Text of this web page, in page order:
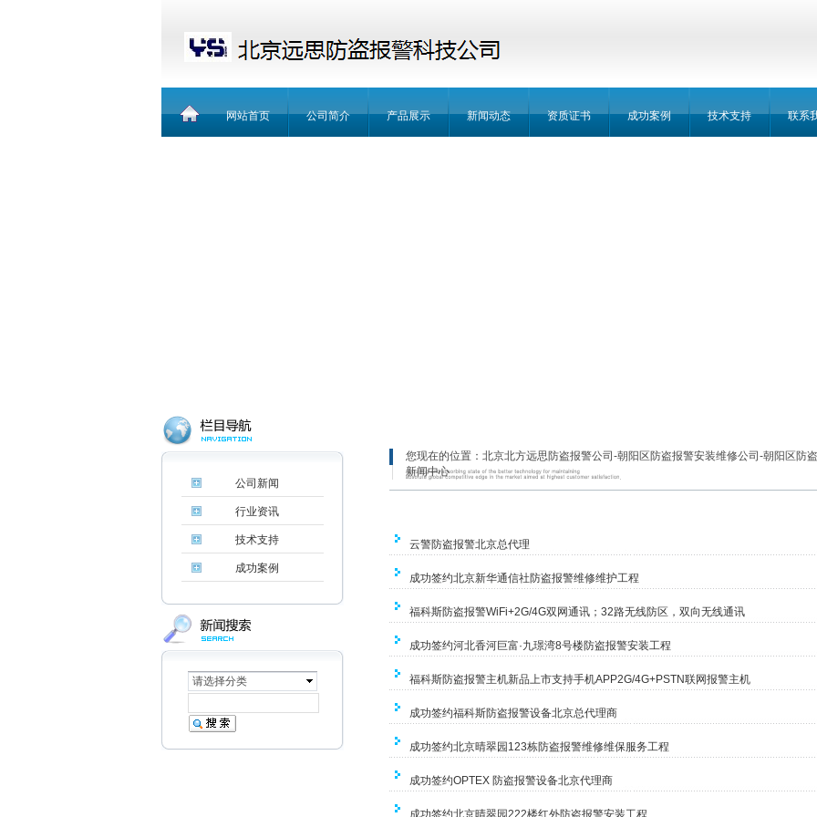
网站首页 公司简介 产品展示 新闻动态 资质证书 成功案例 技术支持 联系
公司新闻
行业资讯
技术支持
成功案例
请选择分类
您现在的位置： 北京北方远思防盗报警公司-朝阳区防盗报警安装维修公司-朝阳区防
新闻中心
云警防盗报警北京总代理
成功签约北京新华通信社防盗报警维修维护工程
福科斯防盗报警WiFi+2G/4G双网通讯；32路无线防区，双向无线通讯
成功签约河北香河巨富·九璟湾8号楼防盗报警安装工程
福科斯防盗报警主机新品上市支持手机APP2G/4G+PSTN联网报警主机
成功签约福科斯防盗报警设备北京总代理商
成功签约北京晴翠园123栋防盗报警维修维保服务工程
成功签约OPTEX 防盗报警设备北京代理商
成功签约北京晴翠园222楼红外防盗报警安装工程